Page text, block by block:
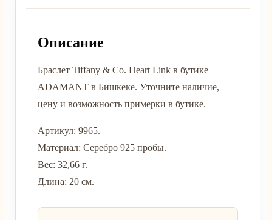
Описание
Браслет Tiffany & Co. Heart Link в бутике
ADAMANT в Бишкеке. Уточните наличие,
цену и возможность примерки в бутике.
Артикул: 9965.
Материал: Серебро 925 пробы.
Вес: 32,66 г.
Длина: 20 см.